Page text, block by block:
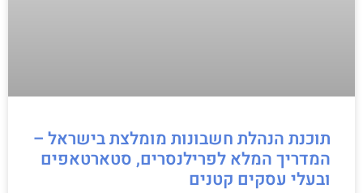
תוכנת הנהלת חשבונות מומלצת בישראל –
המדריך המלא לפרילנסרים, סטארטאפים
ובעלי עסקים קטנים